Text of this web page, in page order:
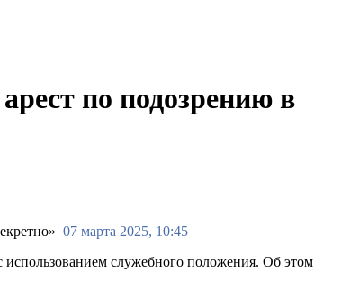
по подозрению в
07 марта 2025, 10:45
служебного положения. Об этом